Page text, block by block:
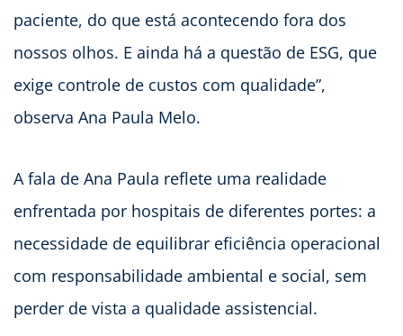
paciente, do que está acontecendo fora dos
nossos olhos. E ainda há a questão de ESG, que
exige controle de custos com qualidade”,
observa Ana Paula Melo.
A fala de Ana Paula reflete uma realidade
enfrentada por hospitais de diferentes portes: a
necessidade de equilibrar eficiência operacional
com responsabilidade ambiental e social, sem
perder de vista a qualidade assistencial.